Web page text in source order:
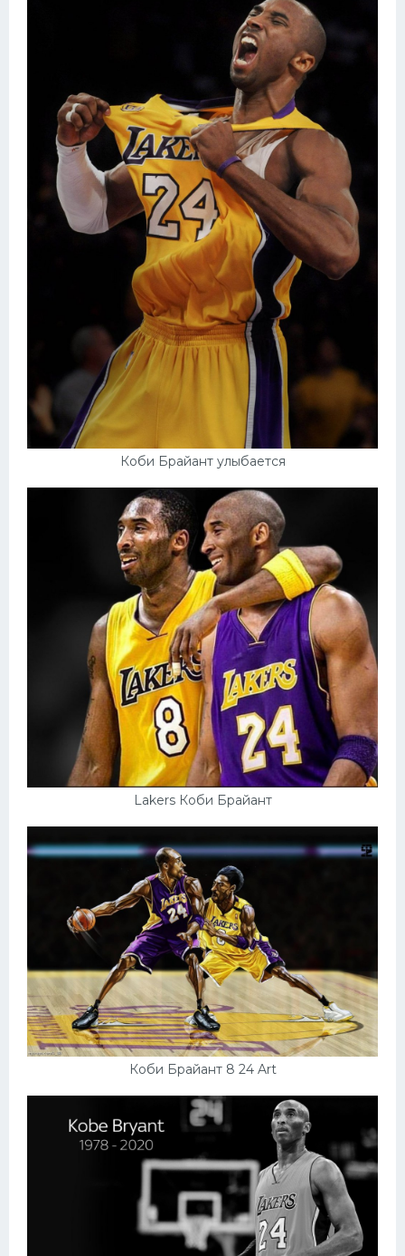
Коби Брайант улыбается
Lakers Коби Брайант
Коби Брайант 8 24 Art